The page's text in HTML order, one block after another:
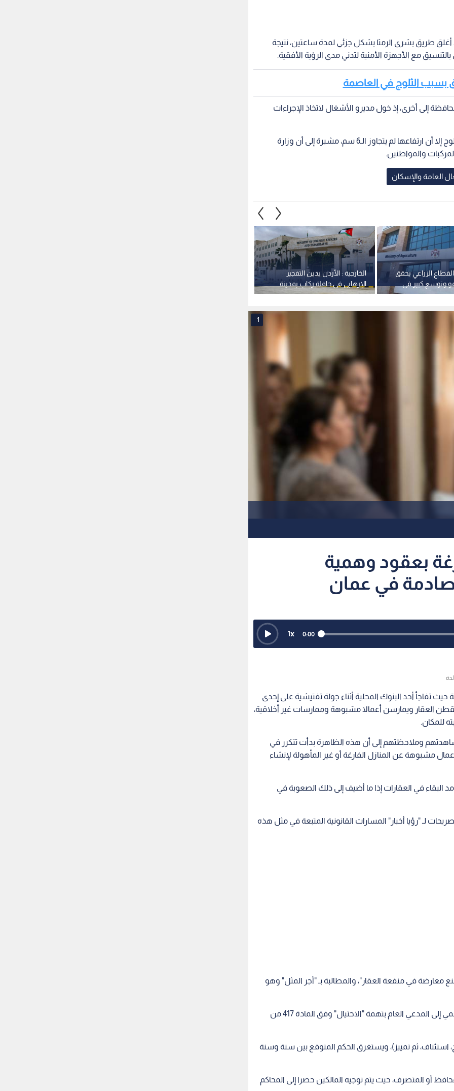
أغلق طريق بشرى الرمثا بشكل جزئي لمدة ساعتين، نتيجة
مع الأجهزة الأمنية لتدني مدى الرؤية الأفقية.
بسبب الثلوج في العاصمة
إلى أخرى، إذ خول مديرو الأشغال لاتخاذ الإجراءات
وأوضحت أن محافظات الشمال شهدت تراكمات للثلوج إلا أن ارتفاعها لم يتجاوز الـ6 سم، مشيرة إلى أن وزارة
والمواطنين.
العامة والإسكان
الخارجية : الأردن يدين التفجير
الإرهابي في حافلة ركاب بمدينة
جرمانا بريف دمشق في سوريا
القطاع الزراعي يحقق
وتوسع كبير في
1
بعقود وهمية
صادمة في عمان
0:00
1x
تفاجأ أحد البنوك المحلية أثناء جولة تفتيشية على إحدى
العقار ويمارسن أعمالا مشبوهة وممارسات غير أخلاقية،
للمكان.
وملاحظتهم إلى أن هذه الظاهرة بدأت تتكرر في
مشبوهة عن المنازل الفارغة أو غير المأهولة لإنشاء
البقاء في العقارات إذا ما أضيف إلى ذلك الصعوبة في
لـ "رؤيا أخبار" المسارات القانونية المتبعة في مثل هذه
معارضة في منفعة العقار"، والمطالبة بـ "أجر المثل" وهو
الملاحقة الجزائية: إحالة الشخص الذي أبرم العقد الوهمي إلى المدعي العام بتهمة "الاحتيال" وفق المادة 417 من
ثم تمييز)، ويستغرق الحكم المتوقع بين سنة وسنة
أو المتصرف، حيث يتم توجيه المالكين حصرا إلى المحاكم